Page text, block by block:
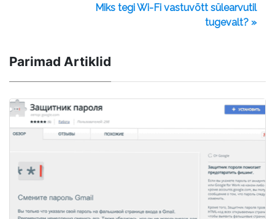
Miks tegi Wi-Fi vastuvõtt sülearvutil
tugevalt? »
Parimad Artiklid